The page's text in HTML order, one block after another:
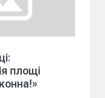
площі